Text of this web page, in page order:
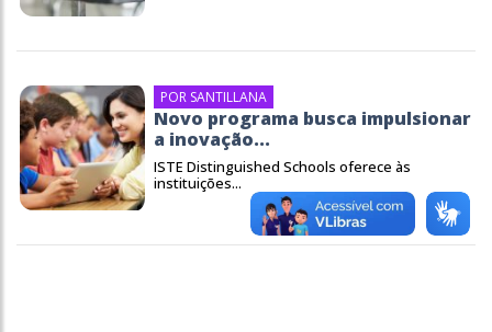
POR SANTILLANA
Novo programa busca impulsionar
a inovação...
ISTE Distinguished Schools oferece às
instituições...